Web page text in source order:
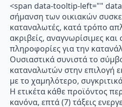
<span data-tooltip-left=""
σήμανση των οικιακών
καταναλωτές, κατά τρόπο
ακριβείς, αναγνωρίσιμες και
πληροφορίες για την
Ουσιαστικά συνιστά το
καταναλωτών στην επιλογή
με το χαμηλότερο,
Η ετικέτα κάθε προϊόντος
κανόνα, επτά (7) τάξεις